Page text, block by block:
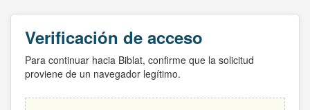
Verificación de acceso
Para continuar hacia Biblat, confirme que la solicitud
proviene de un navegador legítimo.